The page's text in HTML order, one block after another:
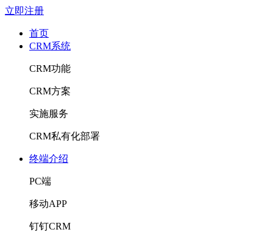
立即注册
首页
CRM系统
CRM功能
CRM方案
实施服务
CRM私有化部署
终端介绍
PC端
移动APP
钉钉CRM